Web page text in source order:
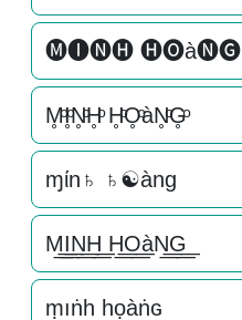
🅜🅘🅝🅗 🅗🅞à🅝🅖
M̥ͦI̥ͦN̥ͦH̥ͦ H̥ͦO̥ͦàN̥ͦG̥ͦ
ɱίn♄ ♄☯àng
M͟͟I͟͟N͟͟H͟͟ H͟͟O͟͟àN͟͟G͟͟
ṃıṅһ һọàṅɢ